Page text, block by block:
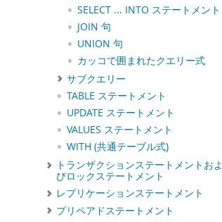
SELECT ... INTO ステートメント
JOIN 句
UNION 句
カッコで囲まれたクエリー式
サブクエリー
TABLE ステートメント
UPDATE ステートメント
VALUES ステートメント
WITH (共通テーブル式)
トランザクションステートメントおよ
びロックステートメント
レプリケーションステートメント
プリペアドステートメント